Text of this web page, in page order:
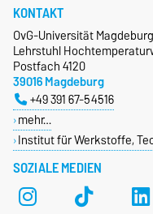
SOZIALE MEDIEN
KONTAKT
OvG-Universität
Lehrstuhl
Postfach 4120
39016 Magdeburg
+49 391 67-54516
mehr…
Institut für Werkstoffe,